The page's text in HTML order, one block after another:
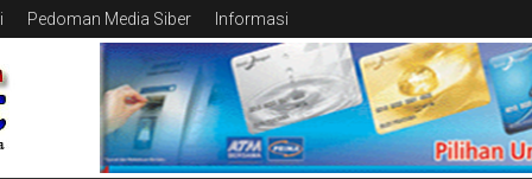
Pedoman Media Siber Informasi